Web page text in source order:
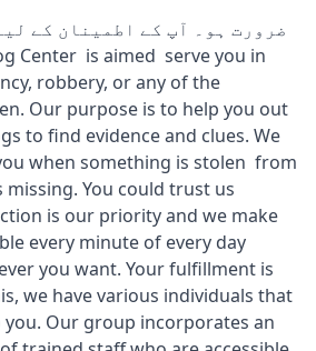
ضرورت ہو۔ آپ کے اطمینان کے
robbery, or any of the
Our purpose is to help you out
to find evidence and clues. We
when something is stolen from
You could trust us
is our priority and we make
every minute of every day
you want. Your fulfillment is
we have various individuals that
Our group incorporates an